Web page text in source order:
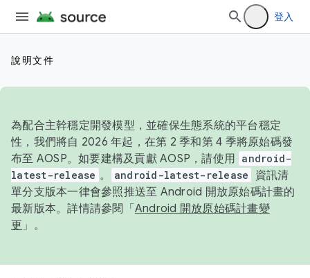
登入
說明文件
為配合主幹穩定開發模型，並確保生態系統的平台穩定
性，我們將自 2026 年起，在第 2 季和第 4 季將原始碼發
布至 AOSP。如要建構及貢獻 AOSP，請使用 android-
latest-release 。 android-latest-release
資訊清
單分支版本一律會參照推送至 Android 開放原始碼計畫的
最新版本。詳情請參閱「 Android 開放原始碼計畫變
更 」。